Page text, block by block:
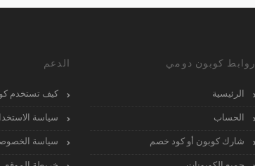
روابط كوبون دومي
الرئيسية
الحساب
شارك كوبون أو كود خصم
الدعم
كيف تستخدم
سياسة
سياسة